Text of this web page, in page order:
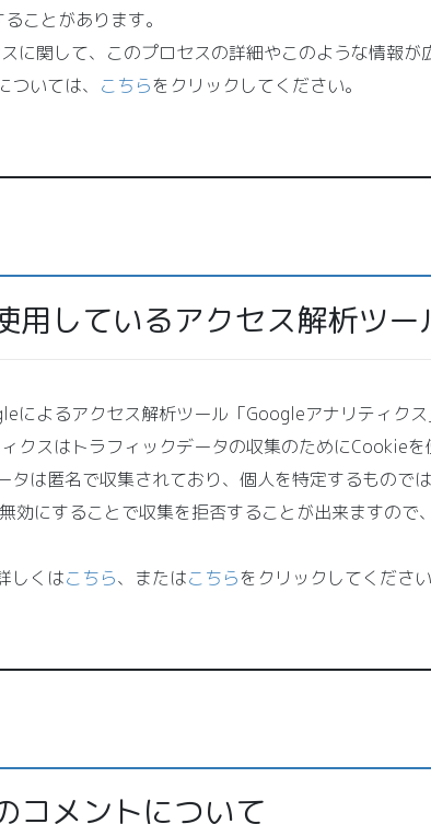
ことがあります。
に関して、このプロセスの詳細やこのような情報が
いては、 こちらをクリックしてください。
用しているアクセス解析ツー
によるアクセス解析ツール「Googleアナリティクス
クスはトラフィックデータの収集のためにCookieを
タは匿名で収集されており、個人を特定するものでは
効にすることで収集を拒否することが出来ますので
しくはこちら、またはこちらをクリックしてください
コメントについて